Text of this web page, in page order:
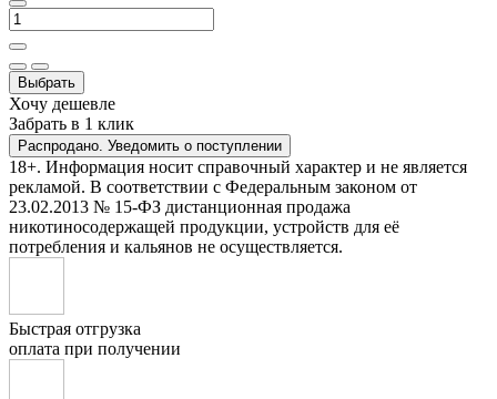
Выбрать
Хочу дешевле
Забрать в 1 клик
Распродано. Уведомить о поступлении
18+. Информация носит справочный характер и не является
рекламой. В соответствии с Федеральным законом от
23.02.2013 № 15-ФЗ дистанционная продажа
никотиносодержащей продукции, устройств для её
потребления и кальянов не осуществляется.
Быстрая отгрузка
оплата при получении